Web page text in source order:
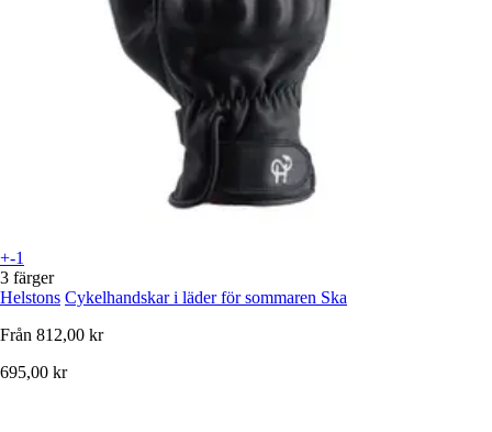
+-1
3 färger
Helstons Cykelhandskar i läder för sommaren Ska
Från 812,00 kr
695,00 kr